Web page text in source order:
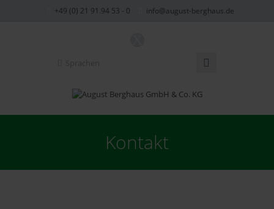
+49 (0) 21 91.94 53 - 0 info@august-berghaus.de
Kontakt